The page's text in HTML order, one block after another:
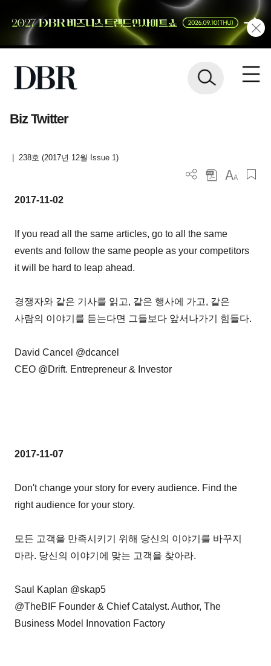
Biz Twitter
238호 (2017년 12월 Issue 1)
2017-11-02
If you read all the same articles, go to all the same
events and follow the same people as your competitors
it will be hard to leap ahead.
경쟁자와 같은 기사를 읽고, 같은 행사에 가고, 같은
사람의 이야기를 듣는다면 그들보다 앞서나가기 힘들다.
David Cancel @dcancel
CEO @Drift. Entrepreneur & Investor
2017-11-07
Don't change your story for every audience. Find the
right audience for your story.
모든 고객을 만족시키기 위해 당신의 이야기를 바꾸지
마라. 당신의 이야기에 맞는 고객을 찾아라.
Saul Kaplan @skap5
@TheBIF Founder & Chief Catalyst. Author, The
Business Model Innovation Factory